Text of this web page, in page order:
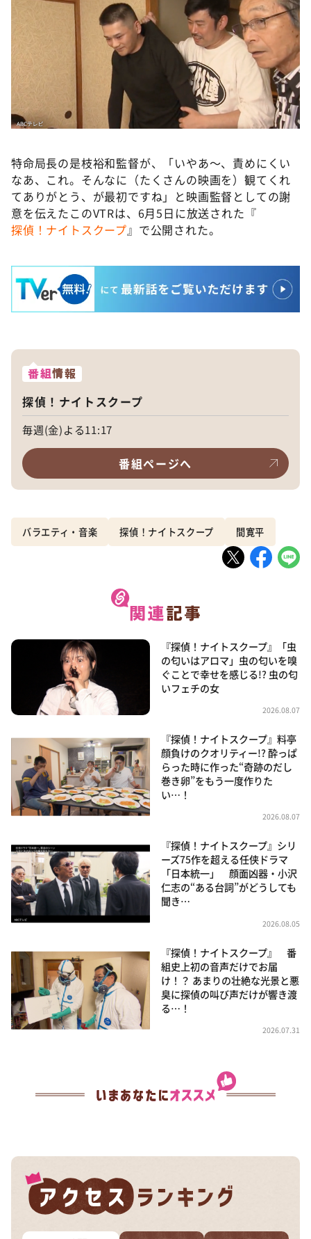
特命局長の是枝裕和監督が、「いやあ〜、責めにくい
なあ、これ。そんなに（たくさんの映画を）観てくれ
てありがとう、が最初ですね」と映画監督としての謝
意を伝えたこのVTRは、6月5日に放送された『
探偵！ナイトスクープ』で公開された。
番組情報
探偵！ナイトスクープ
毎週(金)よる11:17
番組ページへ
バラエティ・音楽 探偵！ナイトスクープ 間寛平
『探偵！ナイトスクープ』「虫
の匂いはアロマ」虫の匂いを嗅
ぐことで幸せを感じる!? 虫の匂
いフェチの女
2026.08.07
『探偵！ナイトスクープ』料亭
顔負けのクオリティー!? 酔っぱ
らった時に作った“奇跡のだし
巻き卵”をもう一度作りた
い…！
2026.08.07
『探偵！ナイトスクープ』シリ
ーズ75作を超える任侠ドラマ
「日本統一」 顔面凶器・小沢
仁志の“ある台詞”がどうしても
聞き…
2026.08.05
『探偵！ナイトスクープ』 番
組史上初の音声だけでお届
け！？ あまりの壮絶な光景と悪
臭に探偵の叫び声だけが響き渡
る…！
2026.07.31